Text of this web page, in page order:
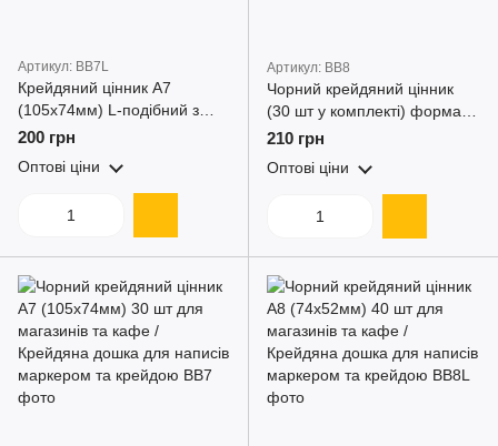
Артикул: BB7L
Крейдяний цінник A7
(105х74мм) L-подібний з
підставкою (20 шт) для
200 грн
Оптові ціни
Артикул: BB8
Чорний крейдяний цінник
(30 шт у комплекті) формат
A8 (74х52мм) для кафе та
210 грн
Оптові ціни